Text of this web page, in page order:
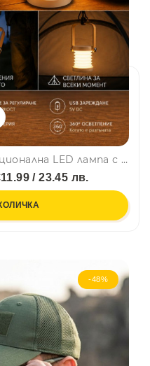
4 в 1 сгъваема многофункционална LED лампа с 3 режима на светене, с дълъг живот на батерията и диода
/ 23.45 лв.
-48%